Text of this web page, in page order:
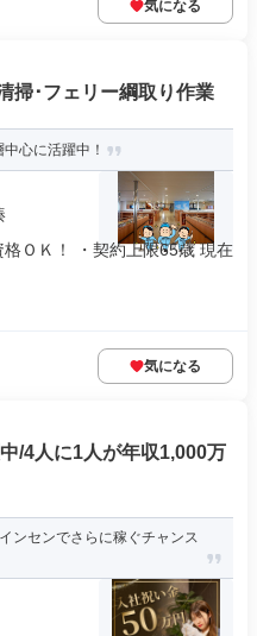
気になる
掃･フェリー綱取り作業
心に活躍中！
ＯＫ！ ・契約上限65歳 現在
気になる
/4人に1人が年収1,000万
ンセンでさらに稼ぐチャンス